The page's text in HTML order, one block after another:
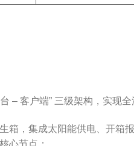
– 客户端” 三级架构，实现全
箱，集成太阳能供电、开箱